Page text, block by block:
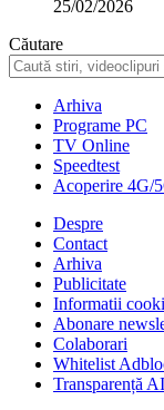
25/02/2026
Căutare
Arhiva
Programe PC
TV Online
Speedtest
Acoperire 4G/
Despre
Contact
Arhiva
Publicitate
Informatii
Abonare
Colaborari
Whitelist
Transparență AI